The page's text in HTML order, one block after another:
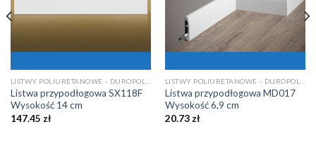
LISTWY POLIURETANOWE - DUROPOLIMEROWE
Listwa przypodłogowa SX118F
Wysokość 14 cm
147.45 zł
LISTWY POLIURETANOWE - DUROPOLIMEROWE
Listwa przypodłogowa MD017
Wysokość 6,9 cm
20.73 zł